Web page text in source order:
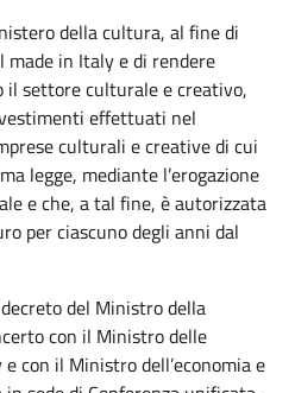
della cultura, al fine di
made in Italy e di rendere
settore culturale e creativo,
effettuati nel
culturali e creative di cui
legge, mediante l’erogazione
e che, a tal fine, è autorizzata
per ciascuno degli anni dal
del Ministro della
con il Ministro delle
con il Ministro dell’economia e